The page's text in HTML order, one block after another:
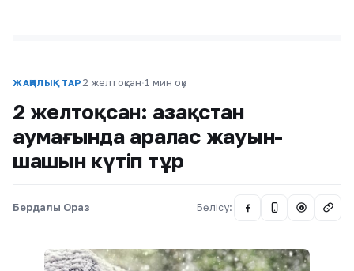
ЖАҢАЛЫҚТАР 2 желтоқсан·1 мин оқу
2 желтоқсан: Қазақстан
аумағында аралас жауын-
шашын күтіп тұр
Бердалы Ораз Бөлісу: @